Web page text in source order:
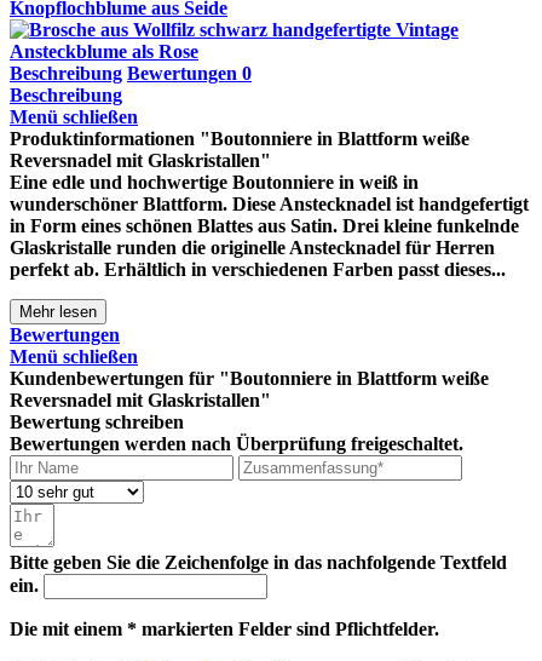
Beschreibung Bewertungen 0
Beschreibung
Menü schließen
Produktinformationen "Boutonniere in Blattform weiße
Reversnadel mit Glaskristallen"
Eine edle und hochwertige Boutonniere in weiß in
wunderschöner Blattform. Diese Anstecknadel ist handgefertigt
in Form eines schönen Blattes aus Satin. Drei kleine funkelnde
Glaskristalle runden die originelle Anstecknadel für Herren
perfekt ab. Erhältlich in verschiedenen Farben passt dieses...
Mehr lesen
Bewertungen
Menü schließen
Kundenbewertungen für "Boutonniere in Blattform weiße
Reversnadel mit Glaskristallen"
Bewertung schreiben
Bewertungen werden nach Überprüfung freigeschaltet.
Bitte geben Sie die Zeichenfolge in das nachfolgende Textfeld
ein.
Die mit einem * markierten Felder sind Pflichtfelder.